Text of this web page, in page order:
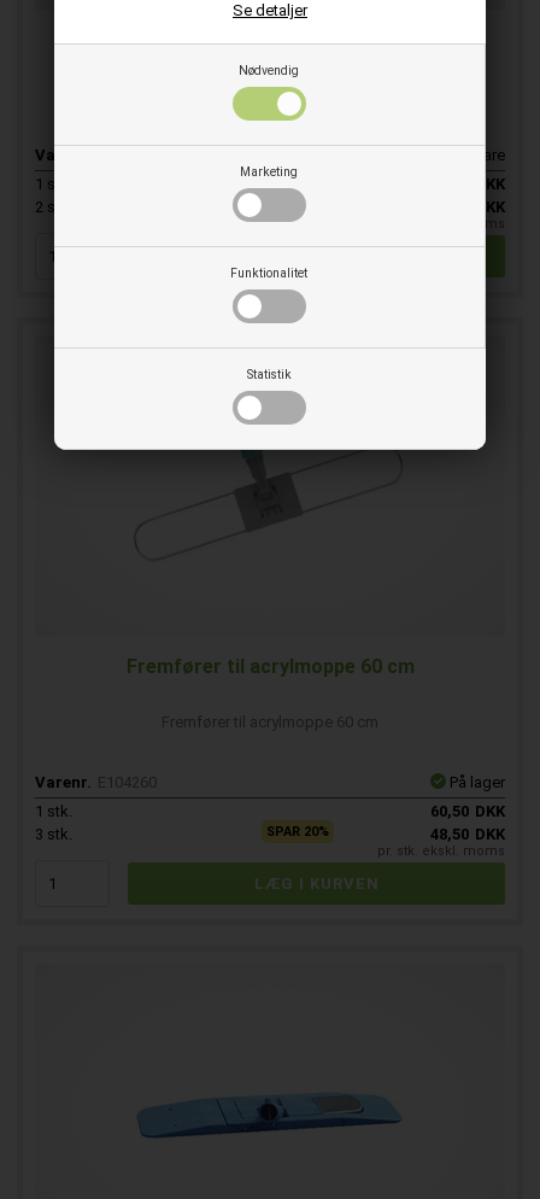
Nødvendig
Marketing
Funktionalitet
Statistik
Se detaljer
Fladmoppe fremfører metal 40 cm
Robust fladmoppe fremfører i metal
Varenr.
Skaffevare
1 stk.
DKK
2 stk. SPAR 15% DKK
pr. stk. ekskl. moms
Fremfører til acrylmoppe 60 cm
Fremfører til acrylmoppe 60 cm
Varenr. E104260
På lager
1 stk. 60,50 DKK
3 stk. SPAR 20% 48,50 DKK
pr. stk. ekskl. moms